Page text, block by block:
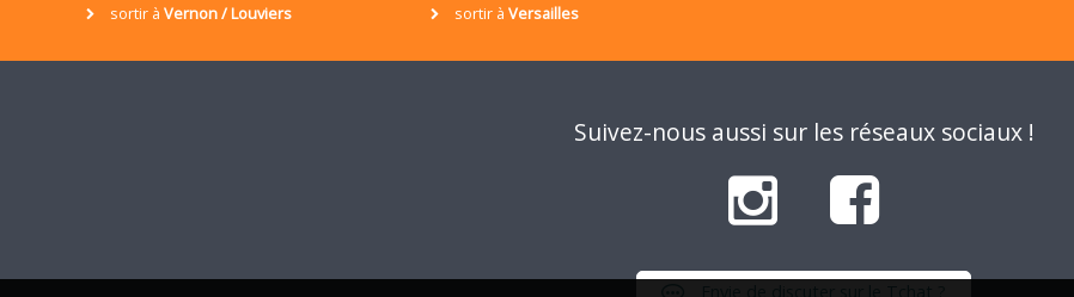
sortir à Vernon / Louviers sortir à Versailles
Suivez-nous aussi sur les réseaux sociaux !